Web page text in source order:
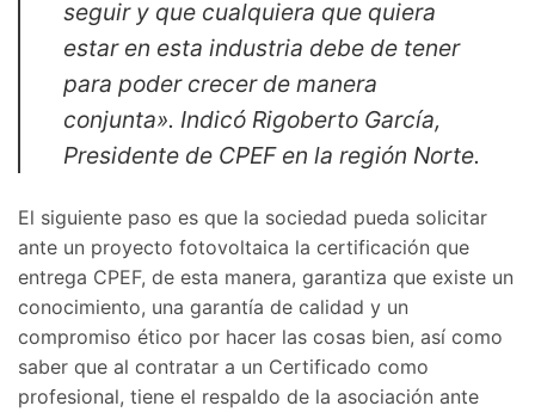
seguir y que cualquiera que quiera
estar en esta industria debe de tener
para poder crecer de manera
conjunta». Indicó Rigoberto García,
Presidente de CPEF en la región Norte.
El siguiente paso es que la sociedad pueda solicitar
ante un proyecto fotovoltaica la certificación que
entrega CPEF, de esta manera, garantiza que existe un
conocimiento, una garantía de calidad y un
compromiso ético por hacer las cosas bien, así como
saber que al contratar a un Certificado como
profesional, tiene el respaldo de la asociación ante